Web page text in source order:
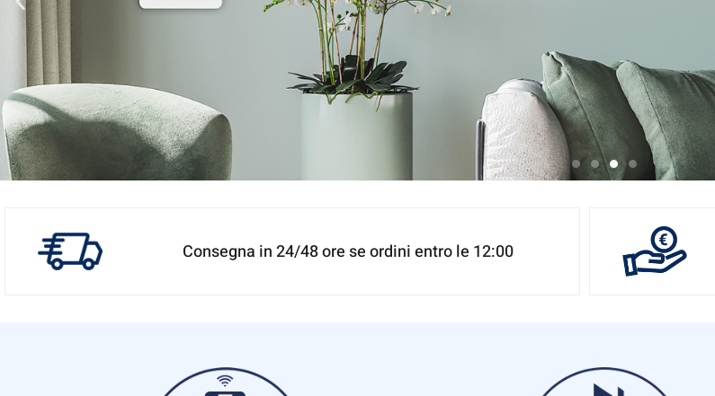
Keasier
Un'ampia gamma di prodotti IoT elettricamente connessi per il tuo comfort e
Consegna in 24/48 ore se ordini entro le 12:00